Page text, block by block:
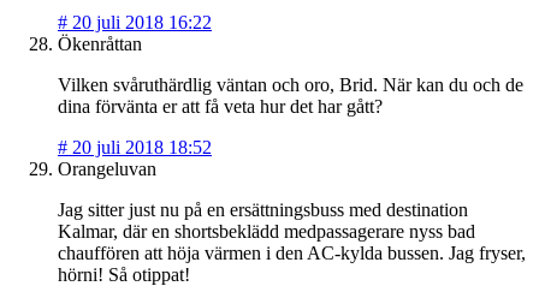
# 20 juli 2018 16:22
Ökenråttan
Vilken svåruthärdlig väntan och oro, Brid. När kan du och de
dina förvänta er att få veta hur det har gått?
# 20 juli 2018 18:52
Orangeluvan
Jag sitter just nu på en ersättningsbuss med destination
Kalmar, där en shortsbeklädd medpassagerare nyss bad
chauffören att höja värmen i den AC-kylda bussen. Jag fryser,
hörni! Så otippat!